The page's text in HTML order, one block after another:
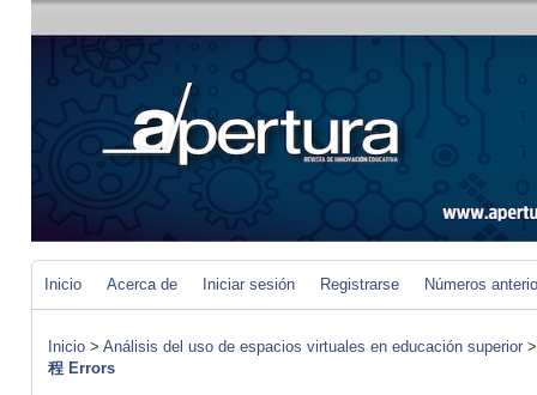
Inicio Acerca de Iniciar sesión Registrarse Números
Inicio > Análisis del uso de espacios virtuales en educación superior
程 Errors